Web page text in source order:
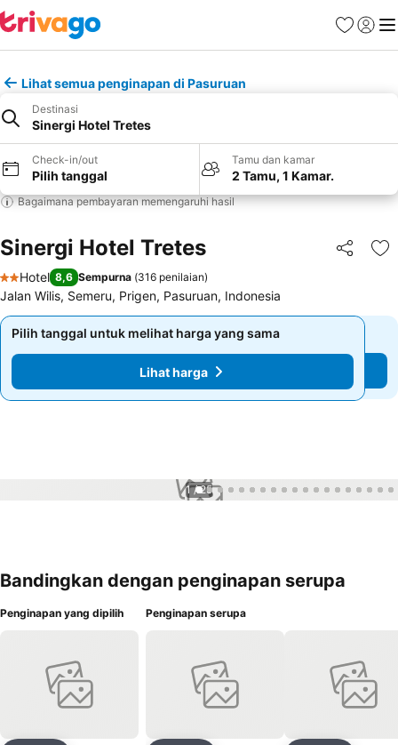
FavoritLogin
Lihat semua penginapan di Pasuruan
Destinasi
Sinergi Hotel Tretes
Check-in/out
Pilih tanggal
Tamu dan kamar
2 Tamu, 1 Kamar.
Bagaimana pembayaran memengaruhi hasil
Sinergi Hotel Tretes Bagikan
2 Bintang
Hotel 8,6 Sempurna (316 penilaian)
Jalan Wilis, Semeru, Prigen, Pasuruan, Indonesia
Pilih tanggal untuk melihat harga yang sama
Lihat harga
Pilih tanggal untuk melihat harga yang sama
Lihat harga
1 / 25
Bandingkan dengan penginapan serupa
Penginapan yang dipilih Penginapan serupa